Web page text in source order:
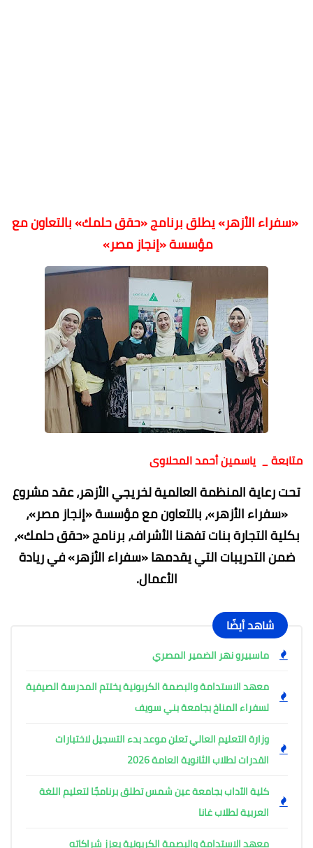
«سفراء الأزهر» يطلق برنامج «حقق حلمك» بالتعاون مع
مؤسسة «إنجاز مصر»
متابعة _ ياسمين أحمد المحلاوى
تحت رعاية المنظمة العالمية لخريجي الأزهر، عقد مشروع
«سفراء الأزهر»، بالتعاون مع مؤسسة «إنجاز مصر»،
بكلية التجارة بنات تفهنا الأشراف، برنامج «حقق حلمك»،
ضمن التدريبات التي يقدمها «سفراء الأزهر» في ريادة
الأعمال.
شاهد أيضًا
ماسبيرو نهر الضمير المصري
معهد الاستدامة والبصمة الكربونية يختتم المدرسة الصيفية
لسفراء المناخ بجامعة بني سويف
وزارة التعليم العالي تعلن موعد بدء التسجيل لاختبارات
القدرات لطلاب الثانوية العامة 2026
كلية الآداب بجامعة عين شمس تطلق برنامجًا لتعليم اللغة
العربية لطلاب غانا
معهد الاستدامة والبصمة الكربونية يعزز شراكاته